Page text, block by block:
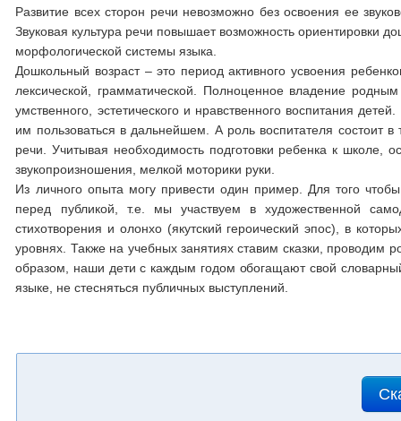
Развитие всех сторон речи невозможно без освоения ее
Звуковая культура речи повышает возможность ориентировки
морфологической системы языка.
Дошкольный возраст – это период активного усвоения
лексической, грамматической. Полноценное владение
умственного, эстетического и нравственного воспитания
им пользоваться в дальнейшем. А роль воспитателя состоит
речи. Учитывая необходимость подготовки ребенка к школе,
звукопроизношения, мелкой моторики руки.
Из личного опыта могу привести один пример. Для того
перед публикой, т.е. мы участвуем в художественной
стихотворения и олонхо (якутский героический эпос), в
уровнях. Также на учебных занятиях ставим сказки, проводим
образом, наши дети с каждым годом обогащают свой
языке, не стесняться публичных выступлений.